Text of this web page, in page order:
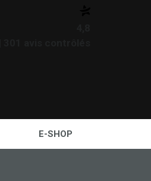
E-SHOP